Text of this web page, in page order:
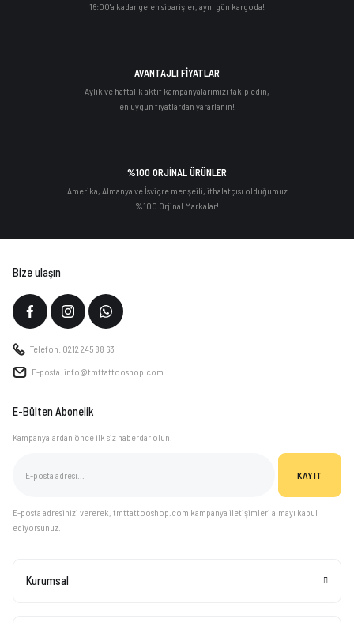
16:00'a kadar gelen siparişler, aynı gün kargoda!
AVANTAJLI FİYATLAR
Aylık ve haftalık aktif kampanyalarımızı takip edin,
en uygun fiyatlardan yararlanın!
%100 ORJİNAL ÜRÜNLER
Amerika, Almanya ve İsviçre menşeili, ithalatçısı olduğumuz
%100 Orjinal Markalar!
Bize ulaşın
Telefon: 0212 245 88 63
E-posta: info@tmttattooshop.com
Kurumsal
E-Bülten Abonelik
Kampanyalardan önce ilk siz haberdar olun.
KAYIT
E-posta adresinizi vererek, tmttattooshop.com kampanya iletişimleri almayı kabul
ediyorsunuz.